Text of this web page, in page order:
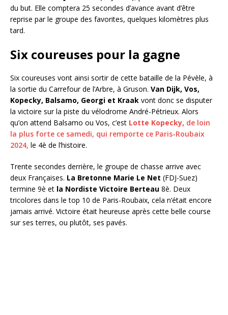
du but. Elle comptera 25 secondes d’avance avant d’être
reprise par le groupe des favorites, quelques kilomètres plus
tard.
Six coureuses pour la gagne
Six coureuses vont ainsi sortir de cette bataille de la Pévèle, à
la sortie du Carrefour de l’Arbre, à Gruson. Van Dijk, Vos,
Kopecky, Balsamo, Georgi et Kraak vont donc se disputer
la victoire sur la piste du vélodrome André-Pétrieux. Alors
qu’on attend Balsamo ou Vos, c’est Lotte Kopecky, de loin
la plus forte ce samedi, qui remporte ce Paris-Roubaix
2024, le 4è de l’histoire.
Trente secondes derrière, le groupe de chasse arrive avec
deux Françaises. La Bretonne Marie Le Net (FDJ-Suez)
termine 9è et la Nordiste Victoire Berteau 8è. Deux
tricolores dans le top 10 de Paris-Roubaix, cela n’était encore
jamais arrivé. Victoire était heureuse après cette belle course
sur ses terres, ou plutôt, ses pavés.